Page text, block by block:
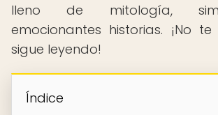
lleno de mitología,
emocionantes historias. ¡No
sigue leyendo!
Índice